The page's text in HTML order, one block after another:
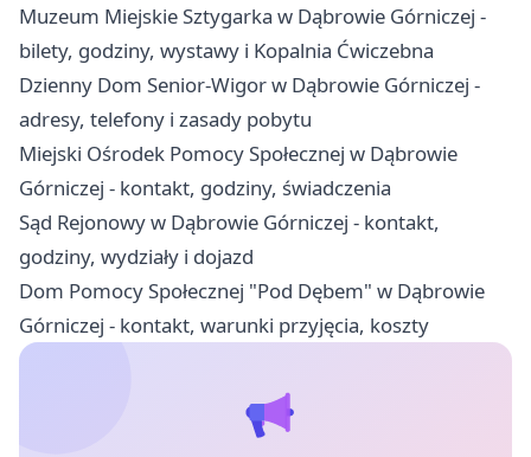
Muzeum Miejskie Sztygarka w Dąbrowie Górniczej -
bilety, godziny, wystawy i Kopalnia Ćwiczebna
Dzienny Dom Senior-Wigor w Dąbrowie Górniczej -
adresy, telefony i zasady pobytu
Miejski Ośrodek Pomocy Społecznej w Dąbrowie
Górniczej - kontakt, godziny, świadczenia
Sąd Rejonowy w Dąbrowie Górniczej - kontakt,
godziny, wydziały i dojazd
Dom Pomocy Społecznej "Pod Dębem" w Dąbrowie
Górniczej - kontakt, warunki przyjęcia, koszty